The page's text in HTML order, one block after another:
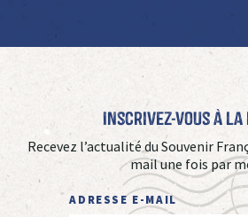
Inscrivez-vous à
Recevez l’actualité du Souvenir
mail une fois par
ADRESSE E-MAIL